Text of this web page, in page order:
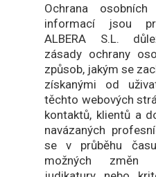
Ochrana
informací jsou
ALBERA S.L.
zásady ochrany
způsob, jakým se
získanými od
těchto webových
kontaktů, klientů a
navázaných
se v průběhu
možných změn